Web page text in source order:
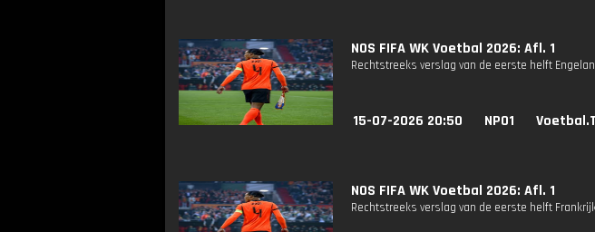
NOS FIFA WK Voetbal 2026: Afl. 1
Rechtstreeks verslag van de eerste helft
15-07-2026 20:50 NPO1
NOS FIFA WK Voetbal 2026: Afl. 1
Rechtstreeks verslag van de eerste helft